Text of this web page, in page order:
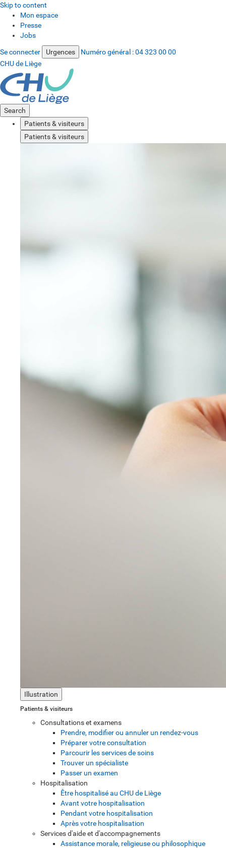
Skip to content
Mon espace
Presse
Jobs
Se connecter Urgences Numéro général :04 323 00 00
CHU de Liège
Search
Patients & visiteurs
Patients & visiteurs
Illustration
Patients & visiteurs
Consultations et examens
Prendre, modifier ou annuler un rendez-vous
Préparer votre consultation
Parcourir les services de soins
Trouver un spécialiste
Passer un examen
Hospitalisation
Être hospitalisé au CHU de Liège
Avant votre hospitalisation
Pendant votre hospitalisation
Après votre hospitalisation
Services d'aide et d'accompagnements
Assistance morale, religieuse ou philosophique